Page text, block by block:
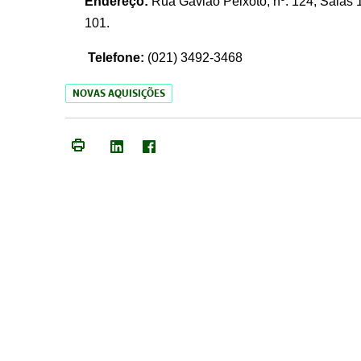
101.
Telefone: (021) 3492-3468
NOVAS AQUISIÇÕES